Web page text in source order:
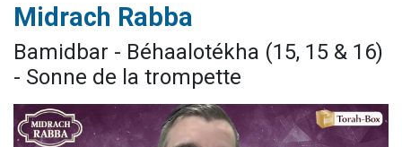
Midrach Rabba
Bamidbar - Béhaalotékha (15, 15 & 16)
- Sonne de la trompette